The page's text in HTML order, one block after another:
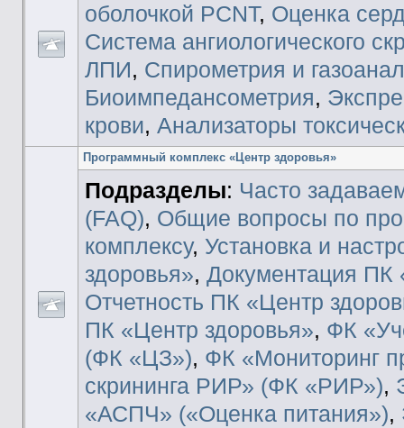
оболочкой PCNT, Оценка
Система ангиологического
ЛПИ, Спирометрия и
Биоимпедансометрия,
крови,Анализаторы
Программный комплекс «Центр здоровья»
Подразделы: Часто
(FAQ), Общие вопросы по
комплексу, Установка и
здоровья»,Документация ПК
Отчетность ПК «Центр
ПК «Центр здоровья», ФК
(ФК «ЦЗ»), ФК «Мониторинг
скрининга РИР» (ФК «РИР»),
«АСПЧ» («Оценка питания»),